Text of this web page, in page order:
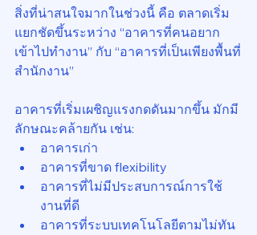
สิ่งที่น่าสนใจมากในช่วงนี้ คือ ตลาดเริ่ม
แยกชัดขึ้นระหว่าง “อาคารที่คนอยาก
เข้าไปทำงาน” กับ “อาคารที่เป็นเพียงพื้นที่
สำนักงาน”
อาคารที่เริ่มเผชิญแรงกดดันมากขึ้น มักมี
ลักษณะคล้ายกัน เช่น:
อาคารเก่า
อาคารที่ขาด flexibility
อาคารที่ไม่มีประสบการณ์การใช้
งานที่ดี
อาคารที่ระบบเทคโนโลยีตามไม่ทัน